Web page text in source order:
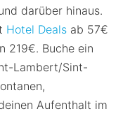
darüber hinaus.
Hotel Deals ab 57€
219€. Buche ein
Lambert/Sint-
Aufenthalt im